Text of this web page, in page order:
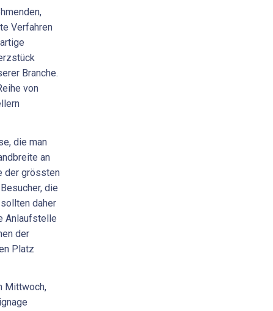
Verfahren
Branche.
von
die man
an
der grössten
die
daher
Anlaufstelle
der
Platz
Mittwoch,